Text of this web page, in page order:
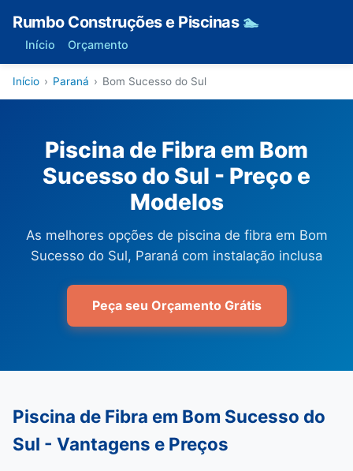
Rumbo Construções e Piscinas 🏊
Início Orçamento
Início › Paraná › Bom Sucesso do Sul
Piscina de Fibra em Bom
Sucesso do Sul - Preço e
Modelos
As melhores opções de piscina de fibra em Bom
Sucesso do Sul, Paraná com instalação inclusa
Peça seu Orçamento Grátis
Piscina de Fibra em Bom Sucesso do
Sul - Vantagens e Preços